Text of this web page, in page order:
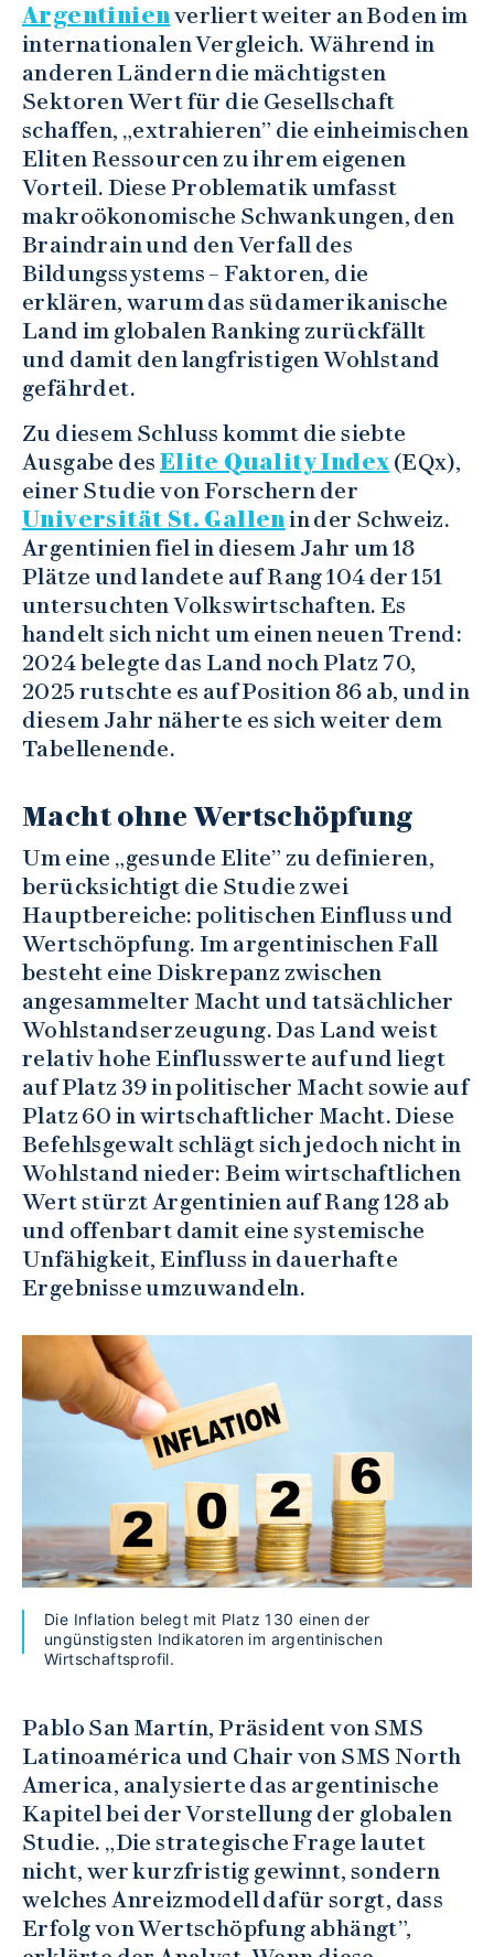
Argentinienverliert weiter an Boden im
internationalen Vergleich. Während in
anderen Ländern die mächtigsten
Sektoren Wert für die Gesellschaft
schaffen, „extrahieren” die einheimischen
Eliten Ressourcen zu ihrem eigenen
Vorteil. Diese Problematik umfasst
makroökonomische Schwankungen, den
Braindrain und den Verfall des
Bildungssystems – Faktoren, die
erklären, warum das südamerikanische
Land im globalen Ranking zurückfällt
und damit den langfristigen Wohlstand
gefährdet.
Zu diesem Schluss kommt die siebte
Ausgabe des Elite Quality Index (EQx),
einer Studie von Forschern der
Universität St. Gallenin der Schweiz.
Argentinien fiel in diesem Jahr um 18
Plätze und landete auf Rang 104 der 151
untersuchten Volkswirtschaften. Es
handelt sich nicht um einen neuen Trend:
2024 belegte das Land noch Platz 70,
2025 rutschte es auf Position 86 ab, und in
diesem Jahr näherte es sich weiter dem
Tabellenende.
Macht ohne Wertschöpfung
Um eine „gesunde Elite” zu definieren,
berücksichtigt die Studie zwei
Hauptbereiche: politischen Einfluss und
Wertschöpfung. Im argentinischen Fall
besteht eine Diskrepanz zwischen
angesammelter Macht und tatsächlicher
Wohlstandserzeugung. Das Land weist
relativ hohe Einflusswerte auf und liegt
auf Platz 39 in politischer Macht sowie auf
Platz 60 in wirtschaftlicher Macht. Diese
Befehlsgewalt schlägt sich jedoch nicht in
Wohlstand nieder: Beim wirtschaftlichen
Wert stürzt Argentinien auf Rang 128 ab
und offenbart damit eine systemische
Unfähigkeit, Einfluss in dauerhafte
Ergebnisse umzuwandeln.
Die Inflation belegt mit Platz 130 einen der
ungünstigsten Indikatoren im argentinischen
Wirtschaftsprofil.
Pablo San Martín, Präsident von SMS
Latinoamérica und Chair von SMS North
America, analysierte das argentinische
Kapitel bei der Vorstellung der globalen
Studie. „Die strategische Frage lautet
nicht, wer kurzfristig gewinnt, sondern
welches Anreizmodell dafür sorgt, dass
Erfolg von Wertschöpfung abhängt”,